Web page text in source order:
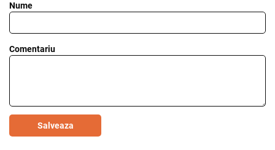
Nume
Comentariu
Salveaza